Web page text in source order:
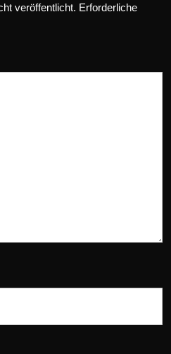
veröffentlicht. Erforderliche